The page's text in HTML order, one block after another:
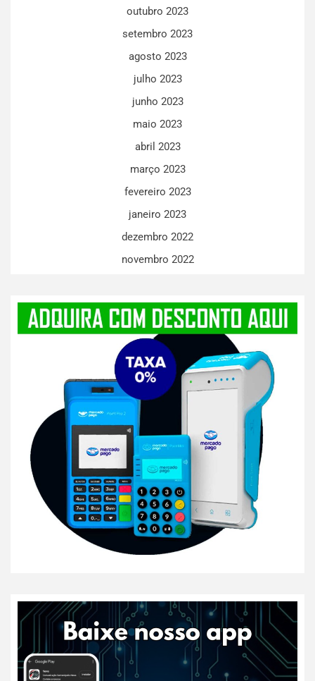
outubro 2023
setembro 2023
agosto 2023
julho 2023
junho 2023
maio 2023
abril 2023
março 2023
fevereiro 2023
janeiro 2023
dezembro 2022
novembro 2022